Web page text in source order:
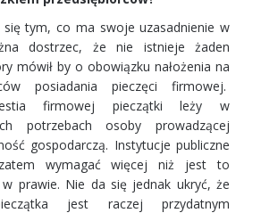
się tym, co ma swoje uzasadnienie w
dostrzec, że nie istnieje żaden
mówił by o obowiązku nałożenia na
posiadania pieczęci firmowej.
firmowej pieczątki leży w
potrzebach osoby prowadzącej
gospodarczą. Instytucje publiczne
wymagać więcej niż jest to
prawie. Nie da się jednak ukryć, że
jest raczej przydatnym